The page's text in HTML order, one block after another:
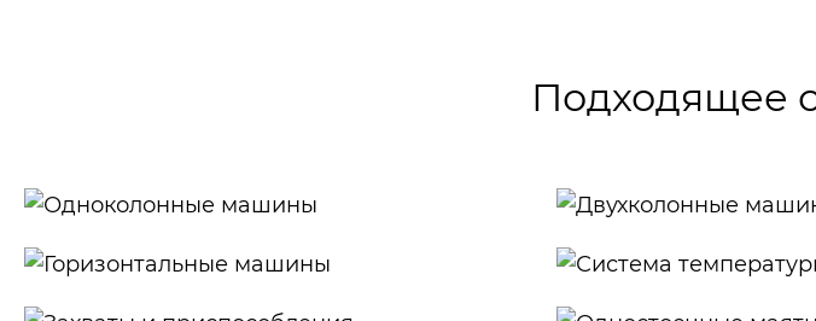
Подходящее
машины
машины